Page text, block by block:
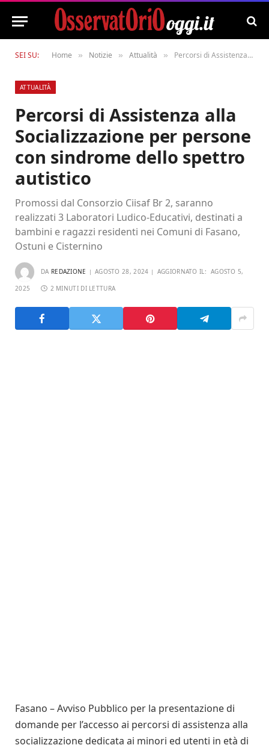
SEI SU: Home » Notizie » Attualità » Percorsi di Assistenza alla Socializzazione per persone con sindrome dello spettro autistico
ATTUALITÀ
Percorsi di Assistenza alla
Socializzazione per persone
con sindrome dello spettro
autistico
Promossi dal Consorzio Ciisaf Br 2, saranno
realizzati 3 Laboratori Ludico-Educativi, destinati a
bambini e ragazzi residenti nei Comuni di Fasano,
Ostuni e Cisternino
DA REDAZIONE AGOSTO 28, 2024 AGGIORNATO IL: AGOSTO 5,
2025 2 MINUTI DI LETTURA
Fasano – Avviso Pubblico per la presentazione di
domande per l’accesso ai percorsi di assistenza alla
socializzazione dedicata ai minori ed utenti in età di